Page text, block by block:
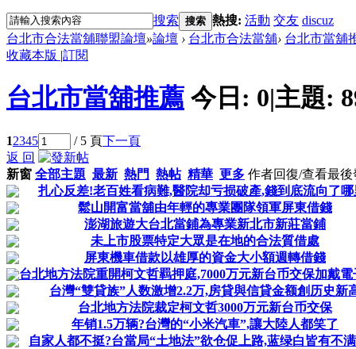
搜索 搜索 熱搜: 活動 交友 discuz
台北市合法當舖聯盟論壇»論壇 › 台北市合法當舖› 台北市當舖
收藏本版 |訂閱
台北市當舖推薦 今日: 0|主題:
12345 / 5 頁下一頁
返 回
新窗 全部主題 最新 熱門 熱帖 精華 更多 作者回復/查看最後
扎心反差!老百姓看病難,醫院却亏损破產,錢到底流向了哪
鬆山開富當舖由年輕的專業團隊領軍屏東借錢
澎湖旅遊大台北當鋪為專業新北市新莊當鋪
未上市股票特定大眾是在地的合法質借處
屏東機車借款以雄厚的資金大小額週轉借錢
台北地方法院重開柯文哲羁押庭,7000万元新台币交保加戴
台灣“雙貸族”人数激增2.2万,房貸與信貸金额創历史新
台北地方法院裁定柯文哲3000万元新台币交保
年销1.5万辆?台灣的“小米汽車”,讓大陸人都笑了
自家人都不挺?台當局“土地法”欲仓促上路,蓝绿白皆有不